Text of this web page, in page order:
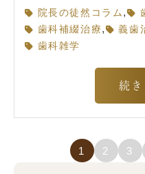
院長の徒然コラム ,
歯科補綴治療 , 義歯
歯科雑学
続
1 2 3